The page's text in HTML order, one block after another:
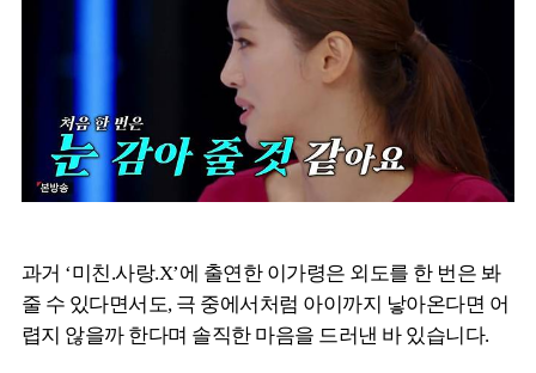
과거 ‘미친.사랑.X’에 출연한 이가령은 외도를 한 번은 봐
줄 수 있다면서도, 극 중에서처럼 아이까지 낳아온다면 어
렵지 않을까 한다며 솔직한 마음을 드러낸 바 있습니다.